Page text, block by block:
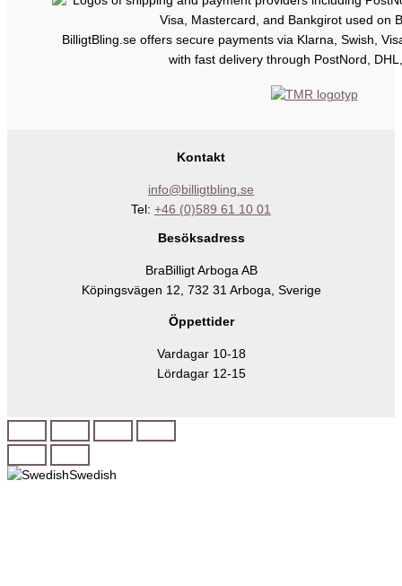
BilligtBling.se offers secure payments via Klarna, Swish,
with fast delivery through PostNord,
Kontakt
info@billigtbling.se
Tel: +46 (0)589 61 10 01
Besöksadress
BraBilligt Arboga AB
Köpingsvägen 12, 732 31 Arboga, Sverige
Öppettider
Vardagar 10-18
Lördagar 12-15
Swedish